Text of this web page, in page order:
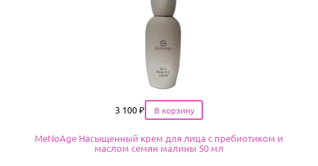
Цена
3 100 ₽
MeNoAge Насыщенный крем для лица с пребиотиком и
маслом семян малины 50 мл